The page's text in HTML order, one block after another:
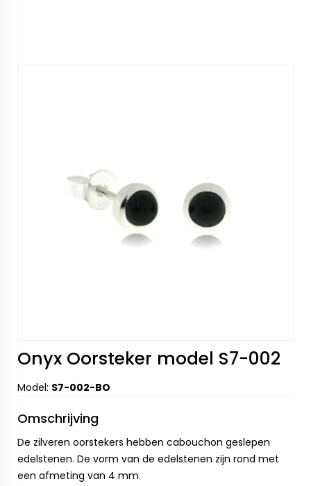
Onyx Oorsteker model S7-002
Model: S7-002-BO
Omschrijving
De zilveren oorstekers hebben cabouchon geslepen
edelstenen. De vorm van de edelstenen zijn rond met
een afmeting van 4 mm.